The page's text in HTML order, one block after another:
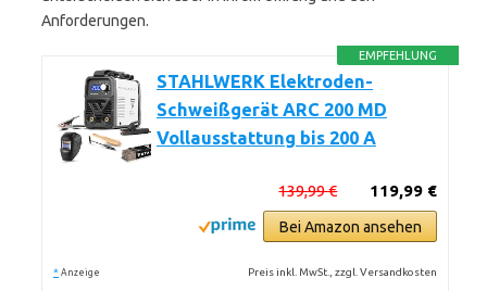
Anforderungen.
EMPFEHLUNG
STAHLWERK Elektroden-
Schweißgerät ARC 200 MD
Vollausstattung bis 200 A
119,99 €
139,99 €
Bei Amazon ansehen
* Anzeige Preis inkl. MwSt., zzgl. Versandkosten